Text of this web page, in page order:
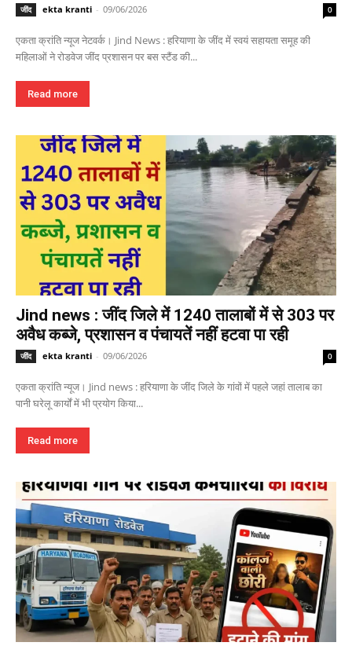
जींद ekta kranti - 09/06/2026 0
एकता क्रांति न्यूज नेटवर्क। Jind News : हरियाणा के जींद में स्वयं सहायता समूह की
महिलाओं ने रोडवेज जींद प्रशासन पर बस स्टैंड की...
Read more
Jind news : जींद जिले में 1240 तालाबों में से 303 पर
अवैध कब्जे, प्रशासन व पंचायतें नहीं हटवा पा रही
जींद ekta kranti - 09/06/2026 0
एकता क्रांति न्यूज। Jind news : हरियाणा के जींद जिले के गांवों में पहले जहां तालाब का
पानी घरेलू कार्यों में भी प्रयोग किया...
Read more